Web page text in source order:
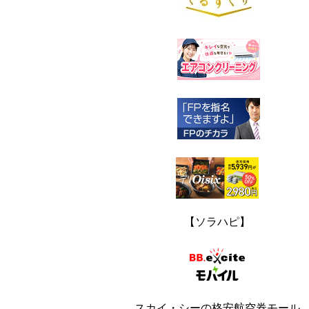
【ソラハピ】